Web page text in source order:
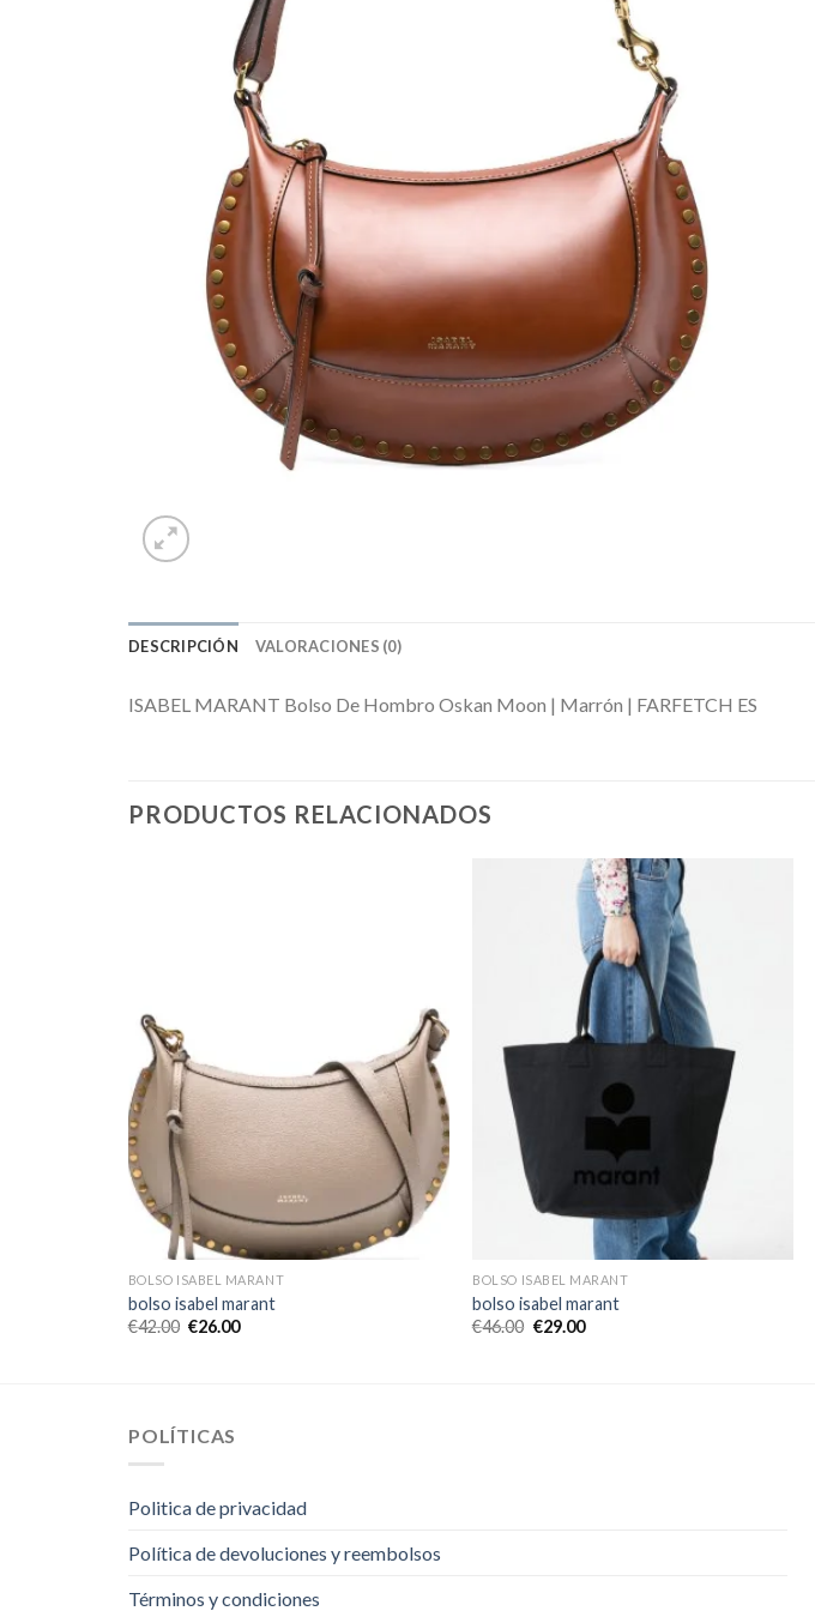
DESCRIPCIÓN VALORACIONES (0)
ISABEL MARANT Bolso De Hombro Oskan Moon | Marrón | FARFETCH ES
PRODUCTOS RELACIONADOS
BOLSO ISABEL MARANT
bolso isabel marant
€42.00 €26.00
BOLSO ISABEL MARANT
bolso isabel marant
€46.00 €29.00
POLÍTICAS
Politica de privacidad
Política de devoluciones y reembolsos
Términos y condiciones